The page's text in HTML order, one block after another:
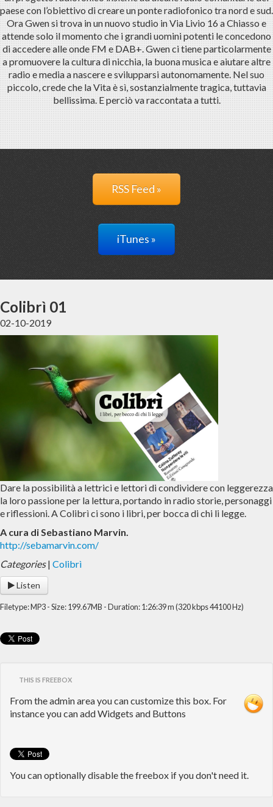
paese con l’obiettivo di creare un ponte radiofonico tra nord e sud.
Ora Gwen si trova in un nuovo studio in Via Livio 16 a Chiasso e
attende solo il momento che i grandi uomini potenti le concedono
di accedere alle onde FM e DAB+. Gwen ci tiene particolarmente
a promuovere la cultura di nicchia, la buona musica e aiutare altre
radio e media a nascere e svilupparsi autonomamente. Nel suo
piccolo, crede che la Vita è sì, sostanzialmente tragica, tuttavia
bellissima. E perciò va raccontata a tutti.
RSS Feed »
iTunes »
Colibrì 01
02-10-2019
Dare la possibilità a lettrici e lettori di condividere con leggerezza
la loro passione per la lettura, portando in radio storie, personaggi
e riflessioni. A Colibrì ci sono i libri, per bocca di chi li legge.
A cura di Sebastiano Marvin.
http://sebamarvin.com/
Categories| Colibrì
Listen
Filetype: MP3 - Size: 199.67MB - Duration: 1:26:39 m (320 kbps 44100 Hz)
THIS IS FREEBOX
From the admin area you can customize this box. For
instance you can add Widgets and Buttons
You can optionally disable the freebox if you don't need it.